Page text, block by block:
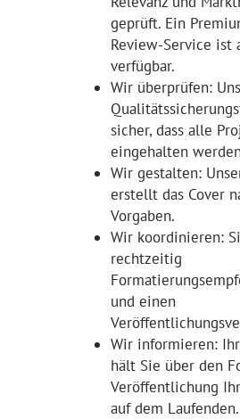
geprüft. Ein
Review-Service ist
verfügbar.
Wir überprüfen:
sicher, dass alle
eingehalten
Wir gestalten:
erstellt das Cover
Vorgaben.
Wir koordinieren:
rechtzeitig
und einen
Wir informieren:
hält Sie über den
Veröffentlichung
auf dem Laufenden.